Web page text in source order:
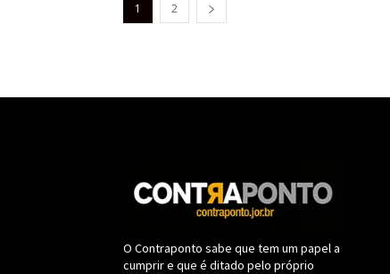
1 2
O Contraponto sabe que tem um papel a
cumprir e que é ditado pelo próprio